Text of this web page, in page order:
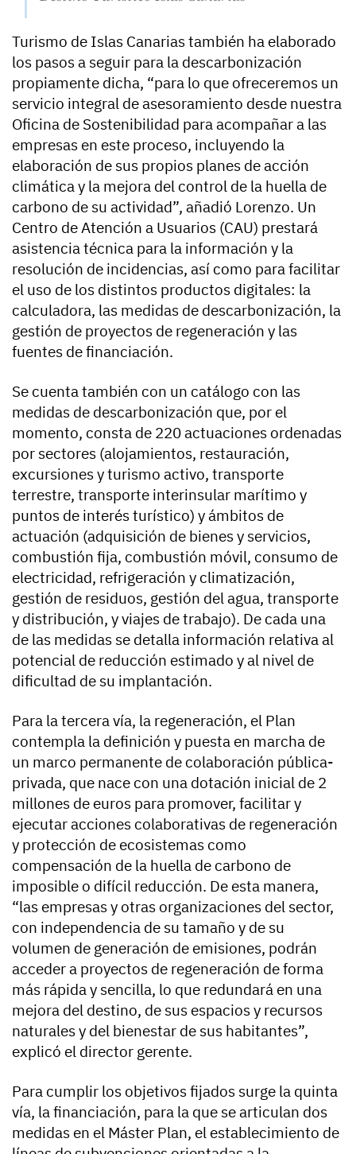
Turismo de Islas Canarias también ha elaborado
los pasos a seguir para la descarbonización
propiamente dicha, “para lo que ofreceremos un
servicio integral de asesoramiento desde nuestra
Oficina de Sostenibilidad para acompañar a las
empresas en este proceso, incluyendo la
elaboración de sus propios planes de acción
climática y la mejora del control de la huella de
carbono de su actividad”, añadió Lorenzo. Un
Centro de Atención a Usuarios (CAU) prestará
asistencia técnica para la información y la
resolución de incidencias, así como para facilitar
el uso de los distintos productos digitales: la
calculadora, las medidas de descarbonización, la
gestión de proyectos de regeneración y las
fuentes de financiación.
Se cuenta también con un catálogo con las
medidas de descarbonización que, por el
momento, consta de 220 actuaciones ordenadas
por sectores (alojamientos, restauración,
excursiones y turismo activo, transporte
terrestre, transporte interinsular marítimo y
puntos de interés turístico) y ámbitos de
actuación (adquisición de bienes y servicios,
combustión fija, combustión móvil, consumo de
electricidad, refrigeración y climatización,
gestión de residuos, gestión del agua, transporte
y distribución, y viajes de trabajo). De cada una
de las medidas se detalla información relativa al
potencial de reducción estimado y al nivel de
dificultad de su implantación.
Para la tercera vía, la regeneración, el Plan
contempla la definición y puesta en marcha de
un marco permanente de colaboración pública-
privada, que nace con una dotación inicial de 2
millones de euros para promover, facilitar y
ejecutar acciones colaborativas de regeneración
y protección de ecosistemas como
compensación de la huella de carbono de
imposible o difícil reducción. De esta manera,
“las empresas y otras organizaciones del sector,
con independencia de su tamaño y de su
volumen de generación de emisiones, podrán
acceder a proyectos de regeneración de forma
más rápida y sencilla, lo que redundará en una
mejora del destino, de sus espacios y recursos
naturales y del bienestar de sus habitantes”,
explicó el director gerente.
Para cumplir los objetivos fijados surge la quinta
vía, la financiación, para la que se articulan dos
medidas en el Máster Plan, el establecimiento de